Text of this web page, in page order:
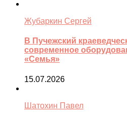
Жубаркин Сергей
В Пучежский
современное
«Семья»
15.07.2026
Шатохин Павел